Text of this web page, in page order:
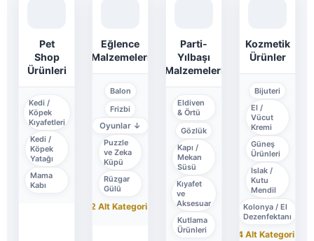
Pet
Shop
Ürünleri
Kedi /
Köpek
Kıyafetleri
Kedi /
Köpek
Yatağı
Mama
Kabı
Eğlence
Malzemeleri
Balon
Frizbi
Oyunlar ↓
Puzzle
ve Zeka
Küpü
Rüzgar
Gülü
+2 Alt Kategori
Parti-
Yılbaşı
Malzemeleri
Eldiven
& Örtü
Gözlük
Kapı /
Mekan
Süsü
Kıyafet
ve
Aksesuar
Kutlama
Ürünleri
Kozmetik
Ürünler
Bijuteri
El /
Vücut
Kremi
Güneş
Ürünleri
Islak /
Kutu
Mendil
Kolonya / El
Dezenfektanı
+4 Alt Kategori